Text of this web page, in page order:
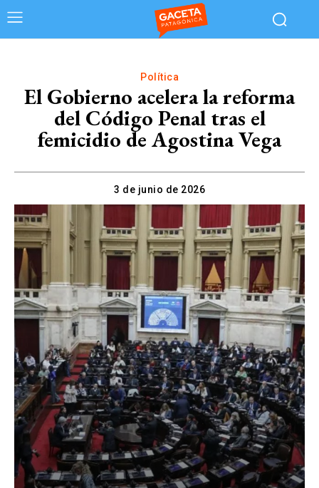
Política
El Gobierno acelera la reforma
del Código Penal tras el
femicidio de Agostina Vega
3 de junio de 2026